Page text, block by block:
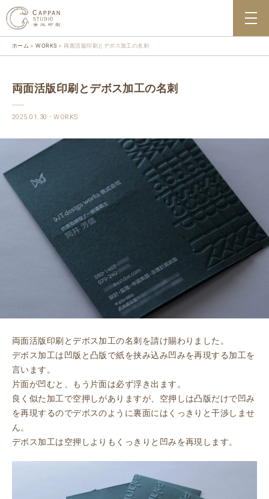
ホーム WORKS 両面活版印刷とデボス加工の名刺
両面活版印刷とデボス加工の名刺
2025.01.30 WORKS
両面活版印刷とデボス加工の名刺を請け賜わりました。
デボス加工は凹版と凸版で紙を挟み込み凹みを再現する加工を
言います。
片面が凹むと、もう片面は必ず浮き出ます。
良く似た加工で空押しがありますが、空押しは凸版だけで凹み
を再現するのでデボスのように裏面にはくっきりと干渉しませ
ん。
デボス加工は空押しよりもくっきりと凹みを再現します。